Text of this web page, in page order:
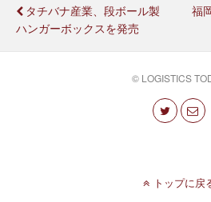
タチバナ産業、段ボール製
ハンガーボックスを発売
福
© LOGISTICS
トップに戻